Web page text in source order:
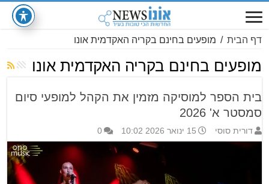
דף הבית / מופעים בחינם בקריה האקדמית אונו
מופעים בחינם בקריה האקדמית אונו
בית הספר למוסיקה מזמין את הקהל למופעי סיום
סמסטר א' 2026
דורית סוסי 15 ינואר 2026 10:02 0